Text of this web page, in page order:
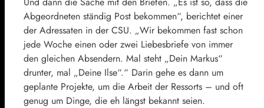
Abgeordneten ständig Post bekommen“, berichtet einer
der Adressaten in der CSU. „Wir bekommen fast schon
jede Woche einen oder zwei Liebesbriefe von immer
den gleichen Absendern. Mal steht „Dein Markus“
drunter, mal „Deine Ilse“.“ Darin gehe es dann um
geplante Projekte, um die Arbeit der Ressorts – und oft
genug um Dinge, die eh längst bekannt seien.